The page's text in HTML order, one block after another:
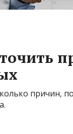
причин,